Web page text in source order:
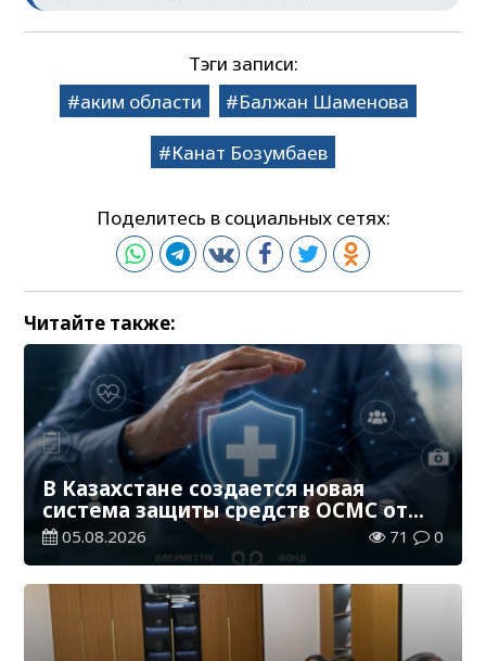
Тэги записи:
аким области
Балжан Шаменова
Канат Бозумбаев
Поделитесь в социальных сетях:
Читайте также:
В Казахстане создается новая
система защиты средств ОСМС от
необоснованных выплат
05.08.2026 71 0